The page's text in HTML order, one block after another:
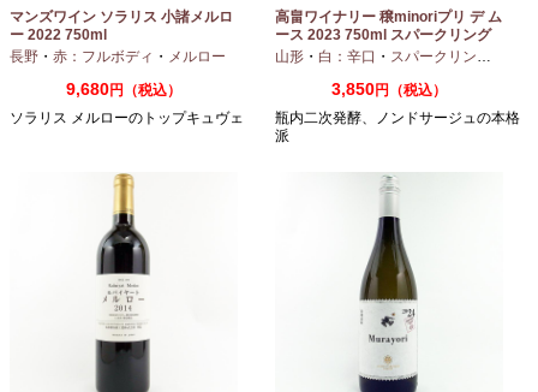
マンズワイン ソラリス 小諸メルロ
ー 2022 750ml
長野 ・ 赤：フルボディ ・ メルロー
9,680円（税込）
ソラリス メルローのトップキュヴェ
高畠ワイナリー 穣minoriプリ デ ム
ース 2023 750ml スパークリング
ワイン
山形 ・ 白：辛口 ・ スパークリングワイン
3,850円（税込）
瓶内二次発酵、ノンドサージュの本格
派